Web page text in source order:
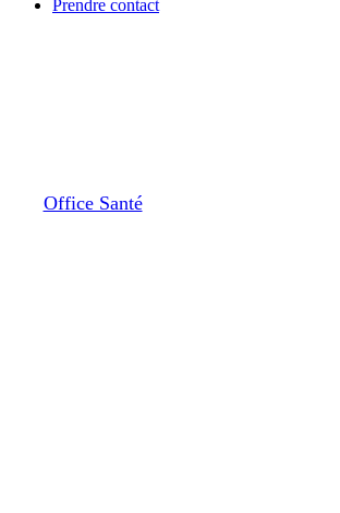
Prendre contact
Office Santé24 janvier 2024